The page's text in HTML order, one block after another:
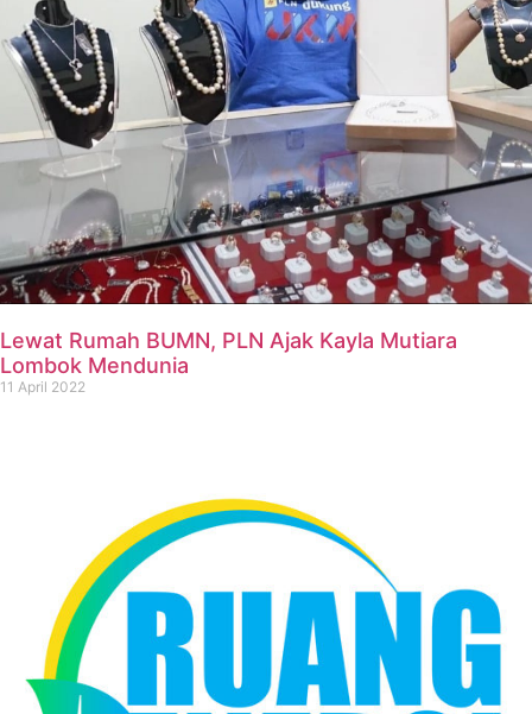
Lewat Rumah BUMN, PLN Ajak Kayla Mutiara
Lombok Mendunia
11 April 2022